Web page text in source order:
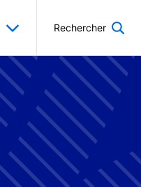
Rechercher